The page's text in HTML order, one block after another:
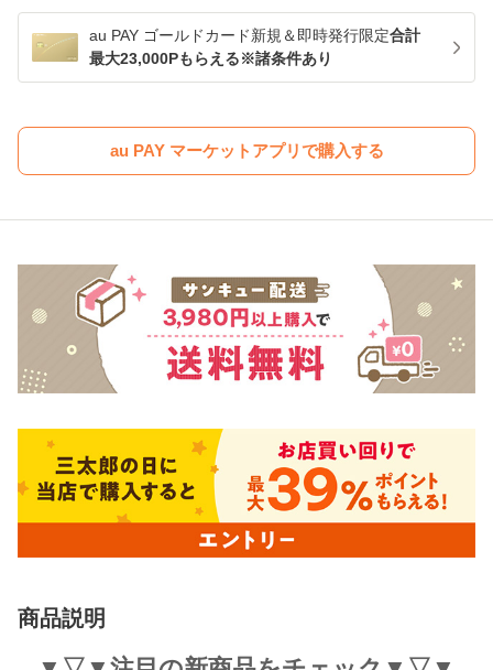
au PAY ゴールドカード新規＆即時発行限定合計
最大23,000Pもらえる※諸条件あり
au PAY マーケットアプリで購入する
商品説明